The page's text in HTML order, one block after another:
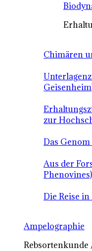
Chimären
zur
Das Genom
Aus der
Phenovines)
Die Reise
Ampelographie